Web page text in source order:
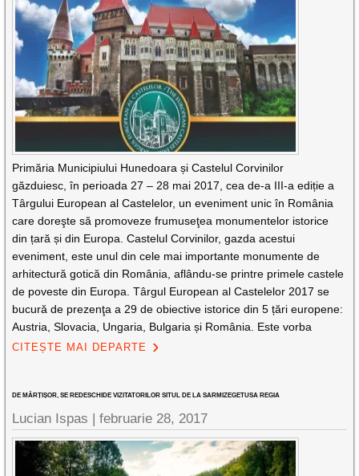
Primăria Municipiului Hunedoara și Castelul Corvinilor
găzduiesc, în perioada 27 – 28 mai 2017, cea de-a III-a ediție a
Târgului European al Castelelor, un eveniment unic în România
care doreşte să promoveze frumuseţea monumentelor istorice
din țară și din Europa. Castelul Corvinilor, gazda acestui
eveniment, este unul din cele mai importante monumente de
arhitectură gotică din România, aflându-se printre primele castele
de poveste din Europa. Târgul European al Castelelor 2017 se
bucură de prezenţa a 29 de obiective istorice din 5 țări europene:
Austria, Slovacia, Ungaria, Bulgaria și România. Este vorba
CITEȘTE MAI DEPARTE
DE MĂRȚIȘOR, SE REDESCHIDE VIZITATORILOR SITUL DE LA SARMIZEGETUSA REGIA
Lucian Ispas |februarie 28, 2017